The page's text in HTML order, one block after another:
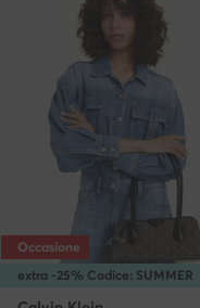
extra -25% Codice: SUMMER
Occasione